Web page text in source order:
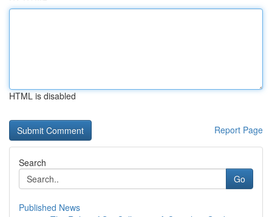
HTML is disabled
Report Page
Search
Go
Published News